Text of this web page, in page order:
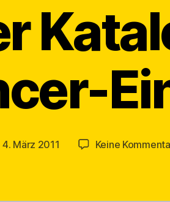
4. März 2011 Keine